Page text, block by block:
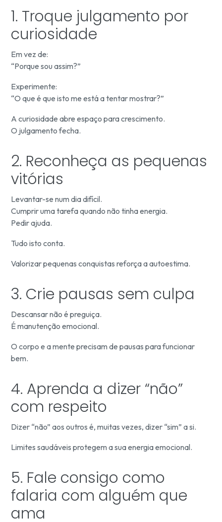
1. Troque julgamento por
curiosidade
Em vez de:
“Porque sou assim?”
Experimente:
“O que é que isto me está a tentar mostrar?”
A curiosidade abre espaço para crescimento.
O julgamento fecha.
2. Reconheça as pequenas
vitórias
Levantar-se num dia difícil.
Cumprir uma tarefa quando não tinha energia.
Pedir ajuda.
Tudo isto conta.
Valorizar pequenas conquistas reforça a autoestima.
3. Crie pausas sem culpa
Descansar não é preguiça.
É manutenção emocional.
O corpo e a mente precisam de pausas para funcionar
bem.
4. Aprenda a dizer “não”
com respeito
Dizer “não” aos outros é, muitas vezes, dizer “sim” a si.
Limites saudáveis protegem a sua energia emocional.
5. Fale consigo como
falaria com alguém que
ama